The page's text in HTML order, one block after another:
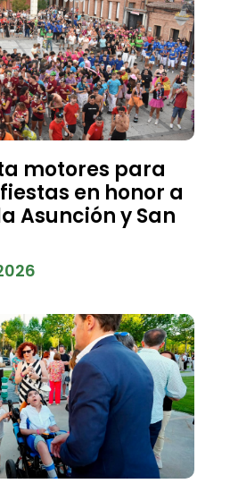
motores para
en honor a
Asunción y San